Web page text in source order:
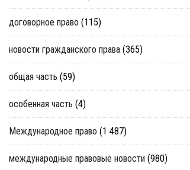
договорное право (115)
новости гражданского права (365)
общая часть (59)
особенная часть (4)
Международное право (1 487)
международные правовые новости (980)